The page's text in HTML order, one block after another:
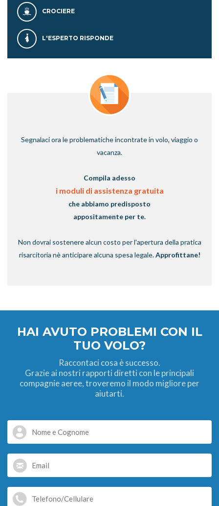
CROCIERE
L'ESPERTO RISPONDE
Segnalaci ora le problematiche incontrate in volo, viaggio o
vacanza.
Compila adesso
i moduli di assistenza gratuita
che abbiamo predisposto
appositamente per te.
Non dovrai sostenere alcun costo per l'apertura della pratica
risarcitoria nè anticipare alcuna spesa legale.Approfittane!
HAI AVUTO PROBLEMI CON IL
TUO VOLO?
Raccontaci cosa è successo.
Grazie ai nostri rapporti diretti con le principali
compagnie aeree, troveremo il modo migliore per
aiutarti.